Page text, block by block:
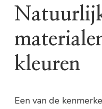
kleuren
Een van de